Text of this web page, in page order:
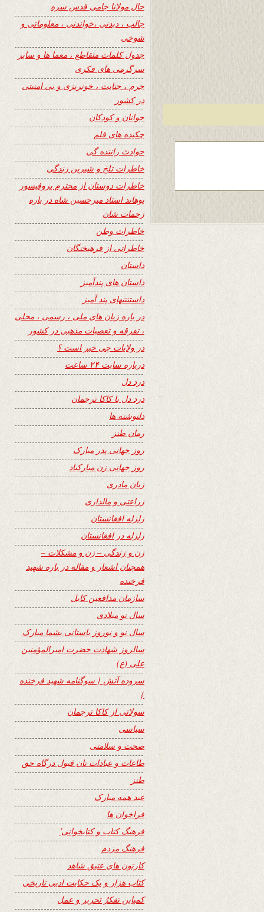
حال مولانا جامی قدس سره
جالب ، دیدنی ،خواندنی ، معلوماتی و
شوخی
جدول کلمات متقاطع ، معما ها و سایر
سرگرمی های فکری
جرم ، جنایت ، خونریزی و بی امنیتی
در کشور
جوانان و کودکان
چکیده های قلم
حوادث راننده گی
خاطرات تلخ و شیرین زندگی
خاطرات دوستان از محترم پروفیسور
پوهاند استاد میرحسین شاه در باره
زحمات شان
خاطرات وطن
خاطراتی از فرهیختگان
داستان
داستان های پندآمیز
داستنتنهای پند آمیز
در باره زبان های ملی ، رسمی ، محلی
، تفرقه و تعصبات مذهبی در کشور
در ولایات چی خبر است ؟
درباره سایت ۲۴ ساعت
درد دل
درد دل با کاکا ترجمان
دلنوشته ها
رمان طنز
روز جهانی پدر مبارک
روز جهانی زن مبارکباد
زبان مادری
زراعتی و مالداری
زلزله افغانستان
زلزله در افغانستان
زن و زندگی – زن و مشکلات –
همچنان اشعار و مقاله در باره شهید
فرخنده
سازمان مدافعین کابل
سال نو میلادی
سال نو و نوروز باستانی بشما مبارک
سالروز شهادت حضرت امیرالمؤمنین
علی (ع)
سروده آتش { سوگنامه شهید فرخنده
}
سولاتی از کاکا ترجمان
سیاسی
صحت و سلامتی
طاعات و عبادات تان قبول درگاه حق
طنز
عید همه مبارک
فراخوان ها
فرهنگ کتاب و کتابخوانی٬
فرهنگ مردم
کارتون های عتیق شاهد
کتاب هزار و یک حکایت ادبی تاریخی
کمپاین تفکرُ تحریر و عمل